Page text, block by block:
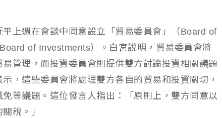
上週在會談中同意設立「貿易委員會」（Board of
of Investments）。白宮說明，貿易委員會將
管理，而投資委員會則提供雙方討論投資相關議題
，這些委員會將處理雙方各自的貿易和投資關切，
等議題。這位發言人指出：「原則上，雙方同意以
稅。」